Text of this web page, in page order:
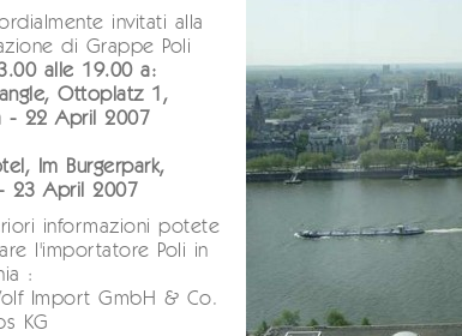
invitati alla
di Grappe Poli
alle 19.00 a:
Ottoplatz 1,
- 22 April 2007
Im Burgerpark,
23 April 2007
informazioni potete
l'importatore Poli in
:
Import GmbH & Co.
KG